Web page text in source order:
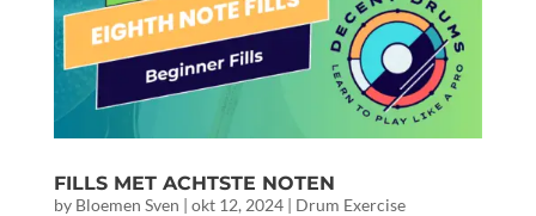
FILLS MET ACHTSTE NOTEN
by Bloemen Sven | okt 12, 2024| Drum Exercise